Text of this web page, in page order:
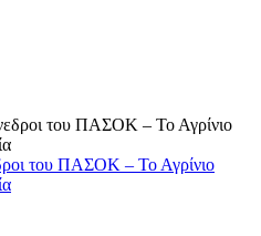
του ΠΑΣΟΚ – Το Αγρίνιο